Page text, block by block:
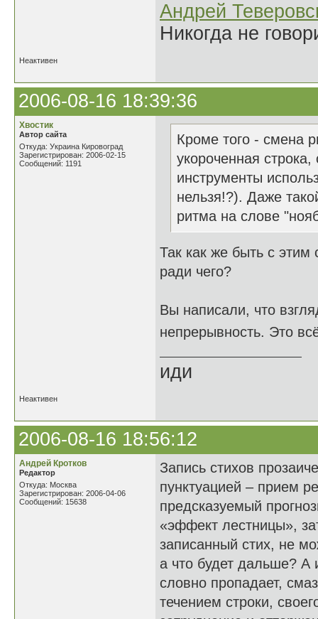
Андрей
Никогда не
Неактивен
2006-08-16 18:39:36
Хвостик
Автор сайта
Откуда: Украина Кировоград
Зарегистрирован: 2006-02-15
Сообщений: 1191
Кроме того - смена
укороченная
инструменты
нельзя!?). Даже
ритма на слове
Так как же быть с
ради чего?
Вы написали, что
непрерывность. Это
иди
Неактивен
2006-08-16 18:56:12
Андрей Кротков
Редактор
Откуда: Москва
Зарегистрирован: 2006-04-06
Сообщений: 15638
Запись стихов
пунктуацией – прием
предсказуемый
«эффект лестницы»,
записанный стих, не
а что будет дальше? А
словно пропадает,
течением строки,